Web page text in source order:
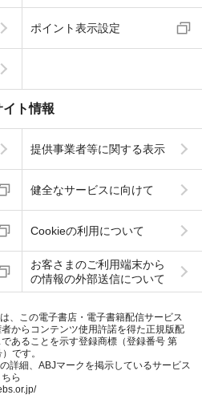
ポイント表示設定
イト情報
提供事業者等に関する表示
健全なサービスに向けて
Cookieの利用について
お客さまのご利用端末から
の情報の外部送信について
、この電子書店・電子書籍配信サービス
からコンテンツ使用許諾を得た正規版配
あることを示す登録商標（登録番号 第
です。
詳細、ABJマークを掲示しているサービス
ら